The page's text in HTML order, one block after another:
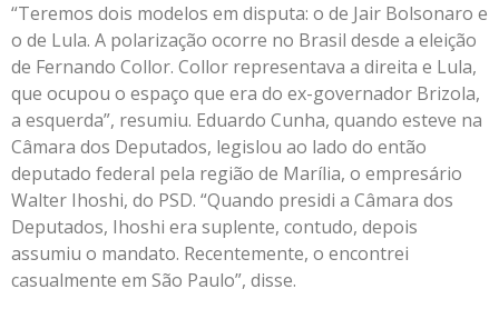
“Teremos dois modelos em disputa: o de Jair Bolsonaro e
o de Lula. A polarização ocorre no Brasil desde a eleição
de Fernando Collor. Collor representava a direita e Lula,
que ocupou o espaço que era do ex-governador Brizola,
a esquerda”, resumiu. Eduardo Cunha, quando esteve na
Câmara dos Deputados, legislou ao lado do então
deputado federal pela região de Marília, o empresário
Walter Ihoshi, do PSD. “Quando presidi a Câmara dos
Deputados, Ihoshi era suplente, contudo, depois
assumiu o mandato. Recentemente, o encontrei
casualmente em São Paulo”, disse.